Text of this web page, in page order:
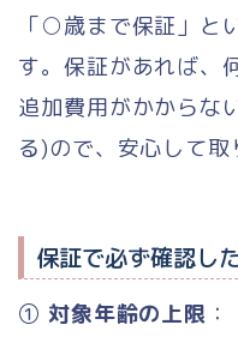
「○歳まで保証」と
す。保証があれば、
追加費用がかからな
る)ので、安心して取
保証で必ず確認し
① 対象年齢の上限